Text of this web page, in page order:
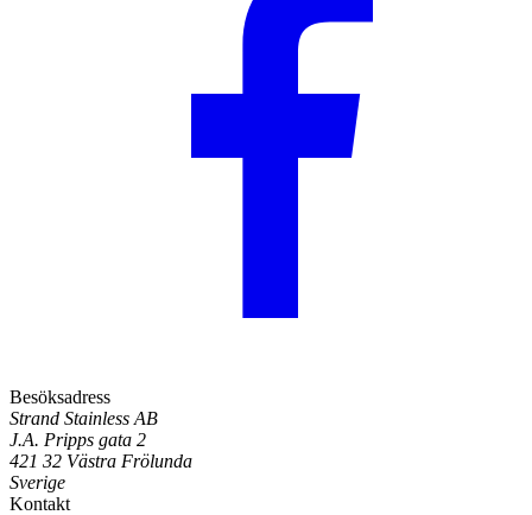
Besöksadress
Strand Stainless AB
J.A. Pripps gata 2
421 32 Västra Frölunda
Sverige
Kontakt